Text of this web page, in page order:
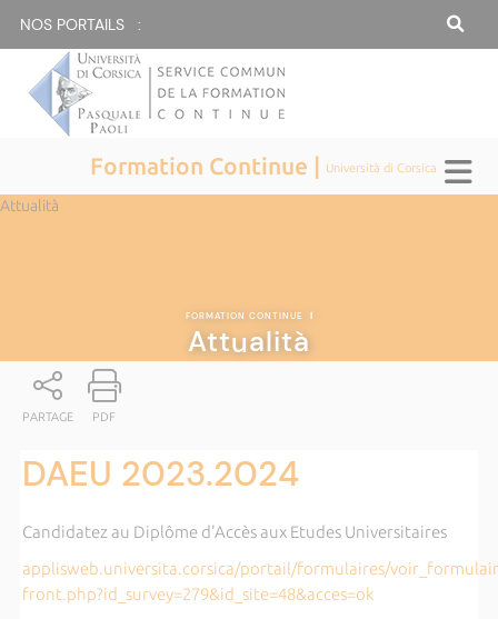
NOS PORTAILS :
Formation Continue | Università di Corsica
Attualità
FORMATION CONTINUE |
Attualità
PARTAGE PDF
DAEU 2023.2024
Candidatez au Diplôme d'Accès aux Etudes Universitaires
applisweb.universita.corsica/portail/formulaires/
front.php?id_survey=279&id_site=48&acces=ok